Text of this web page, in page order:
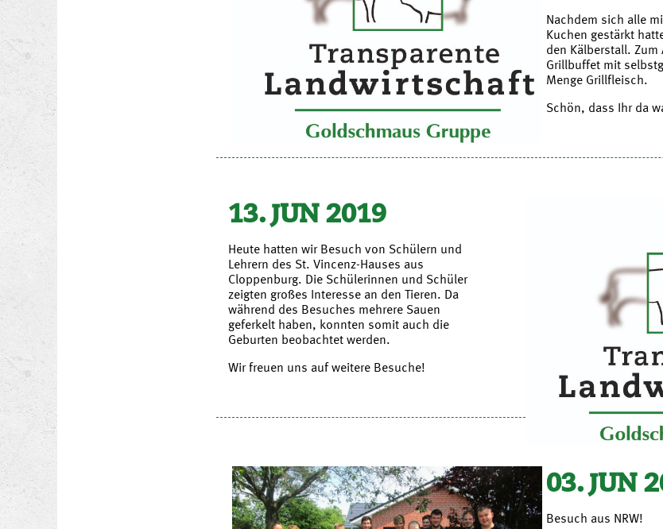
Nachdem sich alle
Kuchen gestärkt
den Kälberstall.
Grillbuffet mit
Menge Grillfleisch.
Schön, dass Ihr da
13. JUN 2019
Heute hatten wir Besuch von Schülern und
Lehrern des St. Vincenz-Hauses aus
Cloppenburg. Die Schülerinnen und Schüler
zeigten großes Interesse an den Tieren. Da
während des Besuches mehrere Sauen
geferkelt haben, konnten somit auch die
Geburten beobachtet werden.
Wir freuen uns auf weitere Besuche!
03. JUN
Besuch aus NRW!